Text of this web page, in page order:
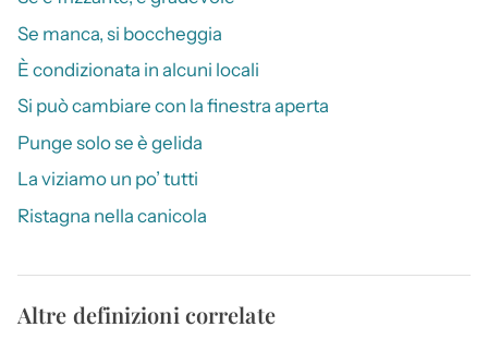
Se manca, si boccheggia
È condizionata in alcuni locali
Si può cambiare con la finestra aperta
Punge solo se è gelida
La viziamo un po’ tutti
Ristagna nella canicola
Altre definizioni correlate